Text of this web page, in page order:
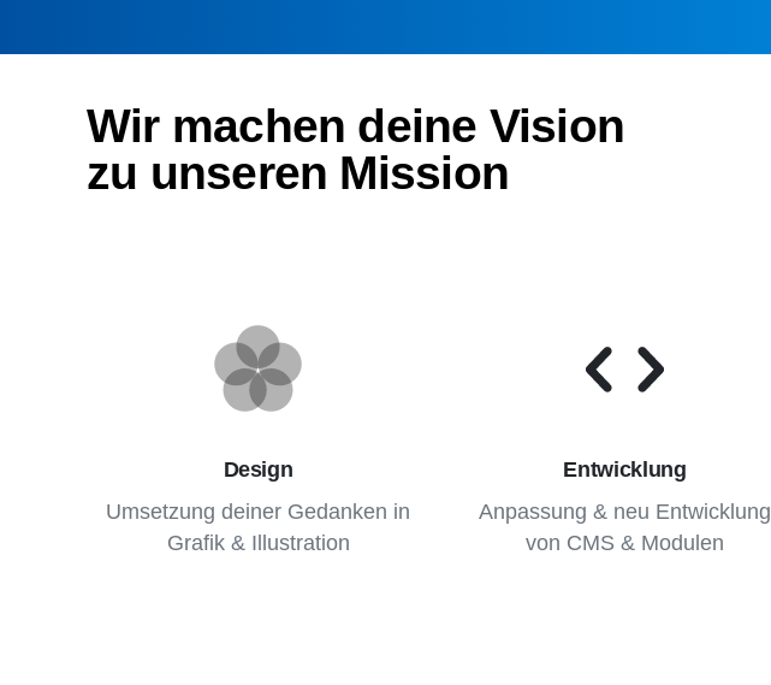
Wir machen deine Vision
zu unseren Mission
Design
Umsetzung deiner Gedanken in
Grafik & Illustration
Entwicklung
Anpassung & neu Entwicklung
von CMS & Modulen